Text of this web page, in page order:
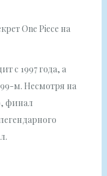
One Piece на
с 1997 года, а
м. Несмотря на
финал